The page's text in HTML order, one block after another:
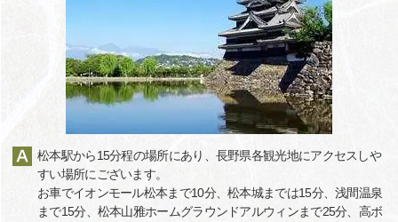
松本駅から15分程の場所にあり、長野県各観光地にアクセスしや
すい場所にございます。
お車でイオンモール松本まで10分、松本城までは15分、浅間温泉
まで15分、松本山雅ホームグラウンドアルウィンまで25分、高ボ